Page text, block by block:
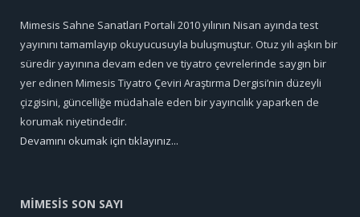
Mimesis Sahne Sanatları Portali 2010 yılının Nisan ayında test
yayınını tamamlayıp okuyucusuyla buluşmuştur. Otuz yılı aşkın bir
süredir yayınına devam eden ve tiyatro çevrelerinde saygın bir
yer edinen Mimesis Tiyatro Çeviri Araştırma Dergisi’nin düzeyli
çizgisini, güncelliğe müdahale eden bir yayıncılık yaparken de
korumak niyetindedir.
Devamını okumak için tıklayınız...
MİMESİS SON SAYI